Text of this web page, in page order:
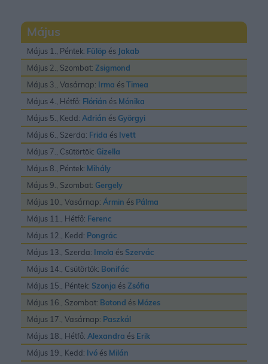
Május
Május 1., Péntek: Fülöp és Jakab
Május 2., Szombat: Zsigmond
Május 3., Vasárnap: Irma ésTimea
Május 4., Hétfő: Flórián és Mónika
Május 5., Kedd: Adrián és Györgyi
Május 6., Szerda: Frida és Ivett
Május 7., Csütörtök: Gizella
Május 8., Péntek: Mihály
Május 9., Szombat: Gergely
Május 10., Vasárnap: Ármin és Pálma
Május 11., Hétfő: Ferenc
Május 12., Kedd: Pongrác
Május 13., Szerda: Imola és Szervác
Május 14., Csütörtök: Bonifác
Május 15., Péntek: Szonja ésZsófia
Május 16., Szombat: Botond és Mózes
Május 17., Vasárnap: Paszkál
Május 18., Hétfő: Alexandra és Erik
Május 19., Kedd: Ivó és Milán